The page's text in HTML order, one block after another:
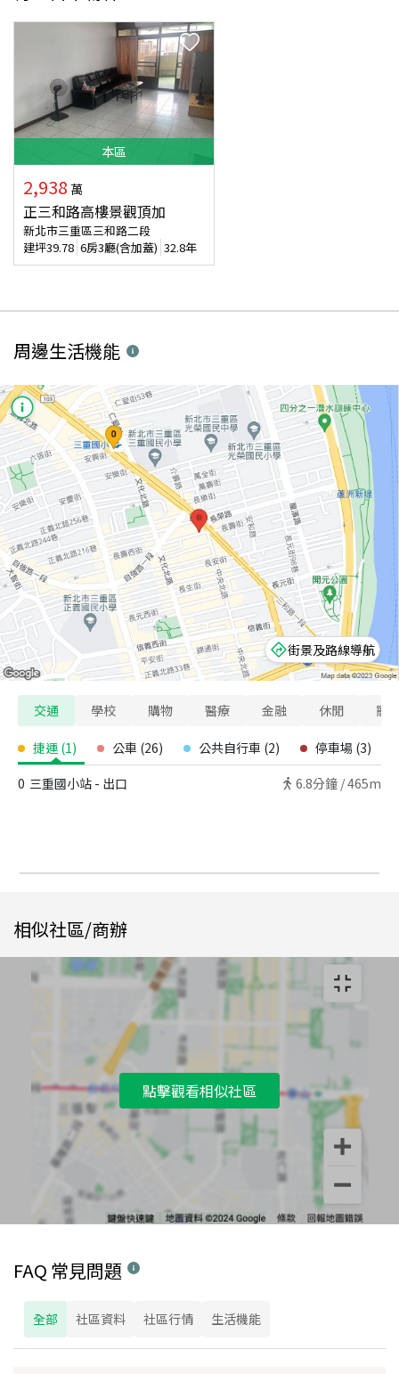
本區
2,938 萬
正三和路高樓景觀頂加
新北市三重區三和路二段
建坪39.78 6房3廳(含加蓋) 32.8年
周邊生活機能
街景及路線導航
交通 學校 購物 醫療 金融 休閒 寵
捷運 (1) 公車 (26) 公共自行車 (2) 停車場 (3)
0 三重國小站 - 出口 6.8分鐘 /465m
相似社區/商辦
點擊觀看相似社區
FAQ 常見問題
全部 社區資料 社區行情 生活機能